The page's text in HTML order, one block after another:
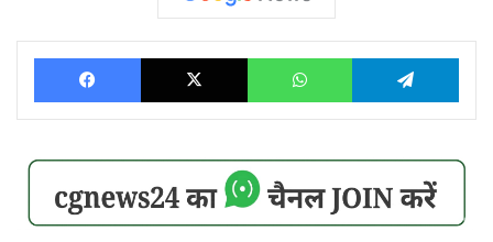
Facebook X WhatsApp